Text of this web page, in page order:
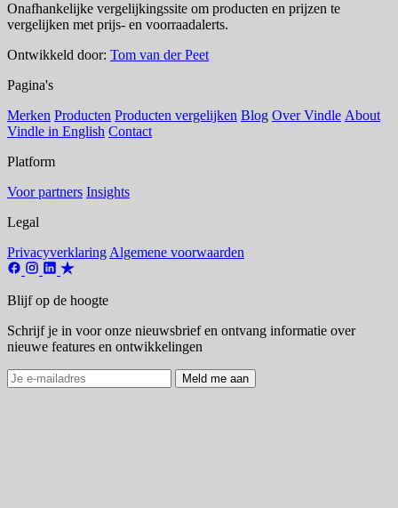
Onafhankelijke vergelijkingssite om producten en prijzen te
vergelijken met prijs- en voorraadalerts.
Ontwikkeld door: Tom van der Peet
Pagina's
Merken Producten Producten vergelijken Blog Over Vindle About
Vindle in English Contact
Platform
Voor partners Insights
Legal
Privacyverklaring Algemene voorwaarden
Blijf op de hoogte
Schrijf je in voor onze nieuwsbrief en ontvang informatie over
nieuwe features en ontwikkelingen
Meld me aan